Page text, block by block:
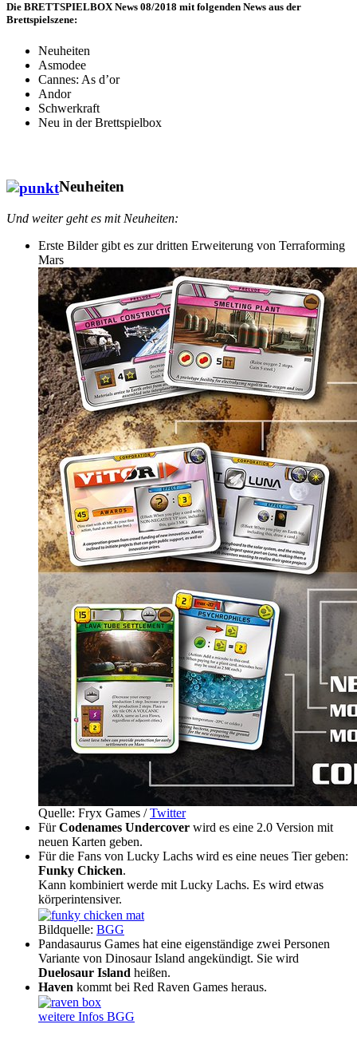
Die BRETTSPIELBOX News 08/2018 mit folgenden News aus der
Brettspielszene:
Neuheiten
Asmodee
Cannes: As d’or
Andor
Schwerkraft
Neu in der Brettspielbox
Neuheiten
Und weiter geht es mit Neuheiten:
Erste Bilder gibt es zur dritten Erweiterung von Terraforming
Mars
Quelle: Fryx Games /Twitter
FürCodenames Undercover wird es eine 2.0 Version mit
neuen Karten geben.
Für die Fans von Lucky Lachs wird es eine neues Tier geben:
Funky Chicken.
Kann kombiniert werde mit Lucky Lachs. Es wird etwas
körperintensiver.
Bildquelle: BGG
Pandasaurus Games hat eine eigenständige zwei Personen
Variante von Dinosaur Island angekündigt. Sie wird
Duelosaur Island heißen.
Haven kommt bei Red Raven Games heraus.
weitere Infos BGG